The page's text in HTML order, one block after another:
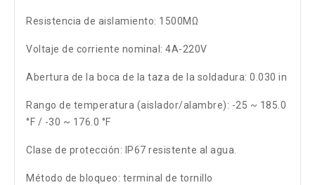
Resistencia de aislamiento: 1500MΩ
Voltaje de corriente nominal: 4A-220V
Abertura de la boca de la taza de la soldadura: 0.030 in
Rango de temperatura (aislador/alambre): -25 ~ 185.0
°F / -30 ~ 176.0 °F
Clase de protección: IP67 resistente al agua.
Método de bloqueo: terminal de tornillo